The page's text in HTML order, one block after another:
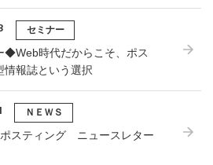
セミナー
時代だからこそ、ポス
情報誌という選択
ＮＥＷＳ
スティング ニュースレター